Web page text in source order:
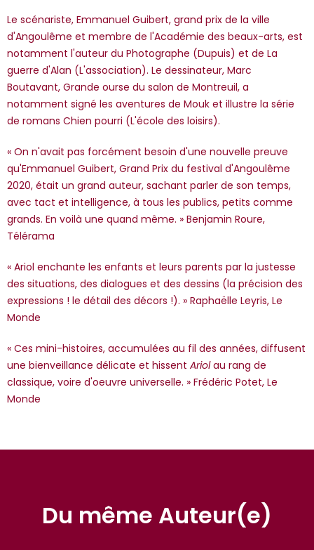
Le scénariste, Emmanuel Guibert, grand prix de la ville
d'Angoulême et membre de l'Académie des beaux-arts, est
notamment l'auteur du Photographe (Dupuis) et de La
guerre d'Alan (L'association). Le dessinateur, Marc
Boutavant, Grande ourse du salon de Montreuil, a
notamment signé les aventures de Mouk et illustre la série
de romans Chien pourri (L'école des loisirs).
« On n'avait pas forcément besoin d'une nouvelle preuve
qu'Emmanuel Guibert, Grand Prix du festival d'Angoulême
2020, était un grand auteur, sachant parler de son temps,
avec tact et intelligence, à tous les publics, petits comme
grands. En voilà une quand même. » Benjamin Roure,
Télérama
« Ariol enchante les enfants et leurs parents par la justesse
des situations, des dialogues et des dessins (la précision des
expressions ! le détail des décors !). » Raphaëlle Leyris, Le
Monde
« Ces mini-histoires, accumulées au fil des années, diffusent
une bienveillance délicate et hissent Ariolau rang de
classique, voire d'oeuvre universelle. » Frédéric Potet, Le
Monde
Du même Auteur(e)